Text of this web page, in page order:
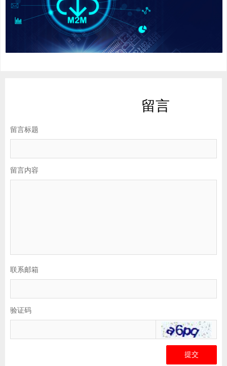
留言
留言标题
留言内容
联系邮箱
验证码
提交